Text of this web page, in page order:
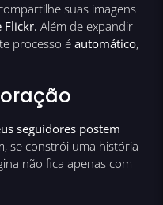
suas imagens
Flickr. Além de expandir
processo é automático,
seguidores postem
se constrói uma história
não fica apenas com